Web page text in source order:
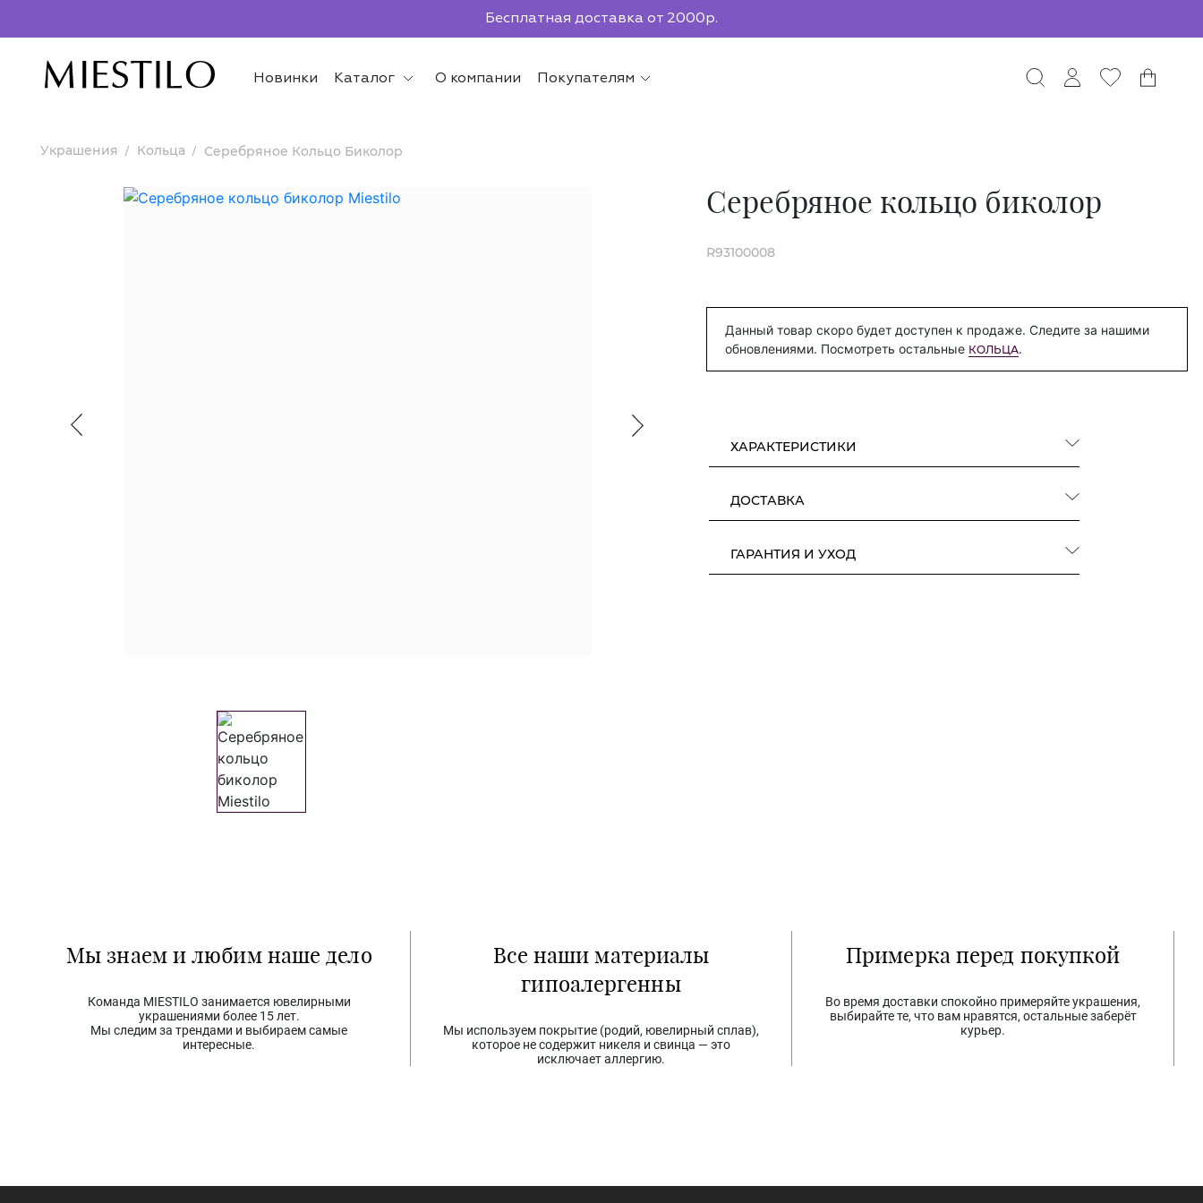
По всей России до ПВЗ СДЭК
Новинки Каталог О компании Покупателям
Украшения Кольца Серебряное Кольцо Биколор
Серебряное кольцо биколор
R93100008
Данный товар скоро будет доступен к продаже. Следите за нашими
обновлениями. Посмотреть остальные КОЛЬЦА.
ХАРАКТЕРИСТИКИ
ДОСТАВКА
ГАРАНТИЯ И УХОД
Мы знаем и любим наше дело
Команда MIESTILO занимается ювелирными
украшениями более 15 лет.
Мы следим за трендами и выбираем самые
интересные.
Все наши материалы
гипоалергенны
Мы используем покрытие (родий, ювелирный сплав),
которое не содержит никеля и свинца — это
исключает аллергию.
Примерка перед покупкой
Во время доставки спокойно примеряйте украшения,
выбирайте те, что вам нравятся, остальные заберёт
курьер.